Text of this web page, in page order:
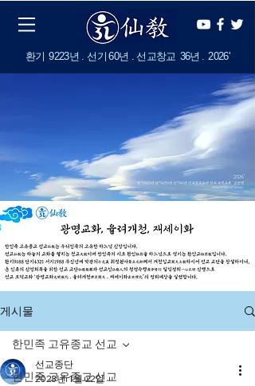
​환기 9223년 . 선기 60년 . 선교창교 36년 . 2026'
게시물
한민족 고유종교 선교
한민족 고유종교 선교
선교종단
2023년 1월 22일